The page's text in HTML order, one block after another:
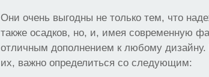
Они очень выгодны не только тем, что
также осадков, но, и, имея современную
отличным дополнением к любому дизайну.
их, важно определиться со следующим: